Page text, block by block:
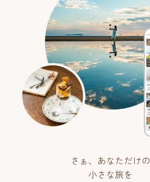
さぁ、あなただけの
小さな旅を